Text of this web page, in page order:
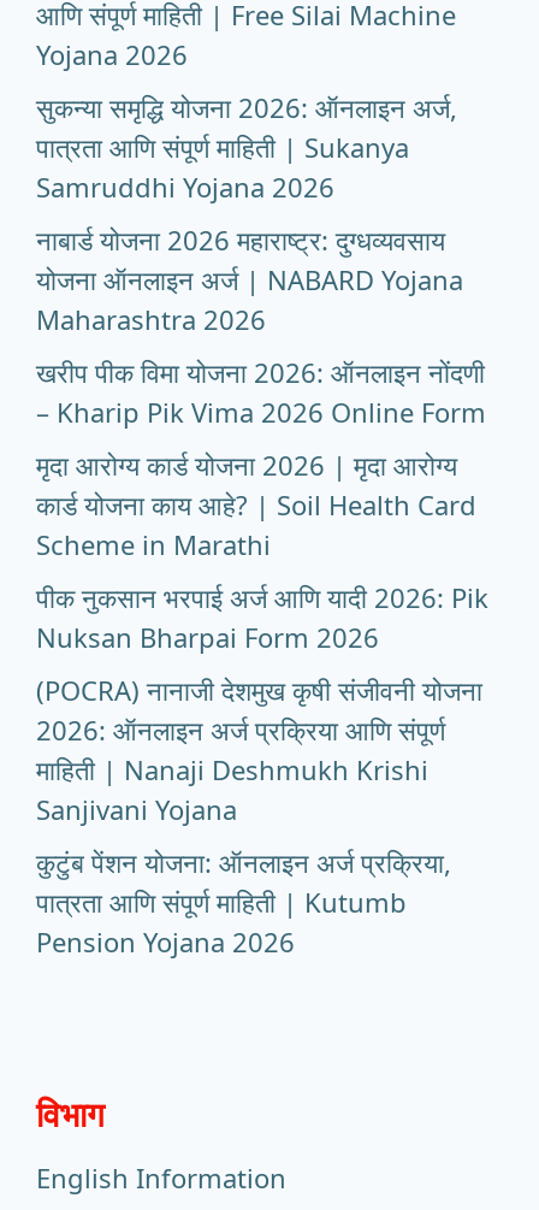
आणि संपूर्ण माहिती | Free Silai Machine
Yojana 2026
सुकन्या समृद्धि योजना 2026: ऑनलाइन अर्ज,
पात्रता आणि संपूर्ण माहिती | Sukanya
Samruddhi Yojana 2026
नाबार्ड योजना 2026 महाराष्ट्र: दुग्धव्यवसाय
योजना ऑनलाइन अर्ज | NABARD Yojana
Maharashtra 2026
खरीप पीक विमा योजना 2026: ऑनलाइन नोंदणी
– Kharip Pik Vima 2026 Online Form
मृदा आरोग्य कार्ड योजना 2026 | मृदा आरोग्य
कार्ड योजना काय आहे? | Soil Health Card
Scheme in Marathi
पीक नुकसान भरपाई अर्ज आणि यादी 2026: Pik
Nuksan Bharpai Form 2026
(POCRA) नानाजी देशमुख कृषी संजीवनी योजना
2026: ऑनलाइन अर्ज प्रक्रिया आणि संपूर्ण
माहिती | Nanaji Deshmukh Krishi
Sanjivani Yojana
कुटुंब पेंशन योजना: ऑनलाइन अर्ज प्रक्रिया,
पात्रता आणि संपूर्ण माहिती | Kutumb
Pension Yojana 2026
विभाग
English Information